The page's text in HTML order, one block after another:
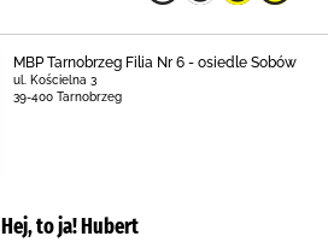
MBP Tarnobrzeg Filia Nr 6 - osiedle Sobów
ul. Kościelna 3
39-400 Tarnobrzeg
Hej, to ja! Hubert